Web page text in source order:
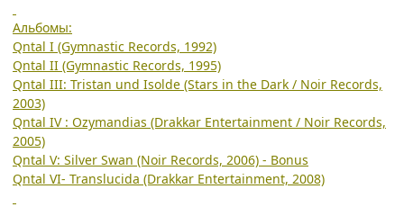
Альбомы:
Qntal I (Gymnastic Records, 1992)
Qntal II (Gymnastic Records, 1995)
Qntal III: Tristan und Isolde (Stars in the Dark / Noir Records,
2003)
Qntal IV : Ozymandias (Drakkar Entertainment / Noir Records,
2005)
Qntal V: Silver Swan (Noir Records, 2006) - Bonus
Qntal VI- Translucida (Drakkar Entertainment, 2008)